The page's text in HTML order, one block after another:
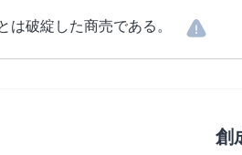
破綻した商売である。
創